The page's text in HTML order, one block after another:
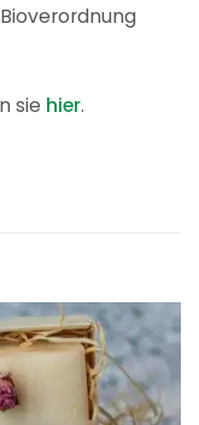
sie hier.